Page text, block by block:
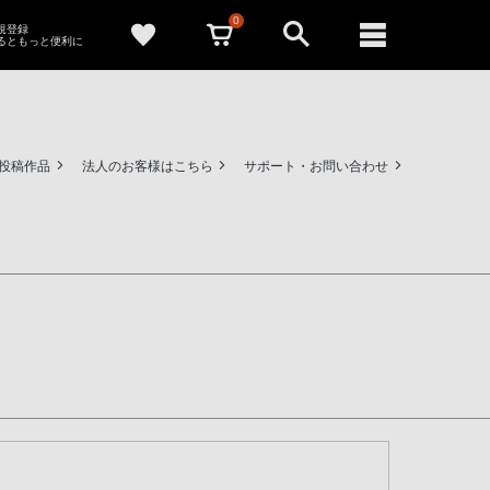
登録
ともっと便利に
0
稿作品 法人のお客様はこちら サポート・お問い合わせ